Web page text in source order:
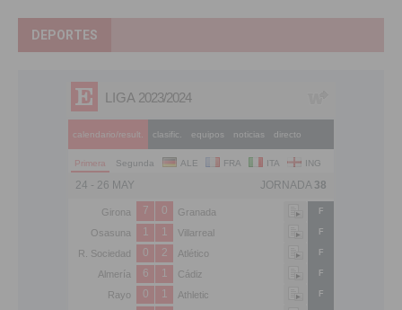
DEPORTES